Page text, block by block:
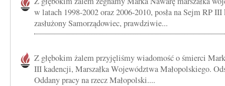
w latach 1998-2002 oraz 2006-2010, posła na Sejm RP III
zasłużony Samorządowiec, prawdziwie...
Z głębokim żalem przyjęliśmy wiadomość o śmierci
III kadencji, Marszałka Województwa Małopolskiego.
Oddany pracy na rzecz Małopolski....